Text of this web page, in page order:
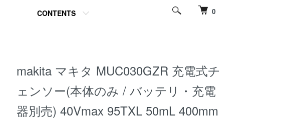
0
CONTENTS
makita マキタ MUC030GZR 充電式チ
ェンソー(本体のみ / バッテリ・充電
器別売) 40Vmax 95TXL 50mL 400mm